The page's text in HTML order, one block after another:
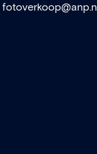
fotoverkoop@anp.nl